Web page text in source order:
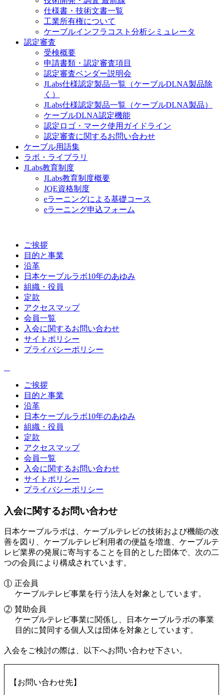
仕様書・技術文書一覧
工業所有権について
ケーブルインフラコスト分析シミュレータ
認定審査
受検概要
申請書類・認定審査項目
認定審査ベンダー説明会
JLabs仕様認定製品一覧（ケーブルDLNA製品除
く）
JLabs仕様認定製品一覧（ケーブルDLNA製品）
ケーブルDLNA認定機能
認定ロゴ・マーク使用ガイドライン
認定審査に関するお問い合わせ
ケーブル用語集
ラボ・ライブラリ
JLabs教育制度
JLabs教育制度概要
JQE資格制度
eラーニングによる基礎コース
eラーニング申込フォーム
ご挨拶
目的と事業
沿革
日本ケーブルラボ10年のあゆみ
組織・役員
定款
アクセスマップ
会員一覧
入会に関するお問い合わせ
サイトポリシー
プライバシーポリシー
ご挨拶
目的と事業
沿革
日本ケーブルラボ10年のあゆみ
組織・役員
定款
アクセスマップ
会員一覧
入会に関するお問い合わせ
サイトポリシー
プライバシーポリシー
入会に関するお問い合わせ
日本ケーブルラボは、ケーブルテレビの技術および機能の改
善を図り、ケーブルテレビ利用者の便益を増進、ケーブルテ
レビ業界の発展に寄与することを目的とした団体で、次の二
つの会員により構成されています。
正会員
ケーブルテレビ事業を行う法人を対象としています。
賛助会員
ケーブルテレビ事業に関係し、日本ケーブルラボの事業
目的に賛同する個人又は団体を対象としています。
入会をご検討の際は、以下へお問い合わせ下さい。
【お問い合わせ先】